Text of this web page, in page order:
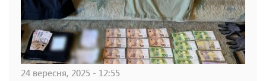
24 вересня, 2025 - 12:55